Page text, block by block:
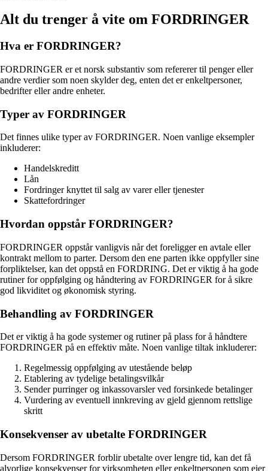
Alt du trenger å vite om FORDRINGER
Hva er FORDRINGER?
FORDRINGER er et norsk substantiv som refererer til penger eller
andre verdier som noen skylder deg, enten det er enkeltpersoner,
bedrifter eller andre enheter.
Typer av FORDRINGER
Det finnes ulike typer av FORDRINGER. Noen vanlige eksempler
inkluderer:
Handelskreditt
Lån
Fordringer knyttet til salg av varer eller tjenester
Skattefordringer
Hvordan oppstår FORDRINGER?
FORDRINGER oppstår vanligvis når det foreligger en avtale eller
kontrakt mellom to parter. Dersom den ene parten ikke oppfyller sine
forpliktelser, kan det oppstå en FORDRING. Det er viktig å ha gode
rutiner for oppfølging og håndtering av FORDRINGER for å sikre
god likviditet og økonomisk styring.
Behandling av FORDRINGER
Det er viktig å ha gode systemer og rutiner på plass for å håndtere
FORDRINGER på en effektiv måte. Noen vanlige tiltak inkluderer:
Regelmessig oppfølging av utestående beløp
Etablering av tydelige betalingsvilkår
Sender purringer og inkassovarsler ved forsinkede betalinger
Vurdering av eventuell innkreving av gjeld gjennom rettslige
skritt
Konsekvenser av ubetalte FORDRINGER
Dersom FORDRINGER forblir ubetalte over lengre tid, kan det få
alvorlige konsekvenser for virksomheten eller enkeltpersonen som eier